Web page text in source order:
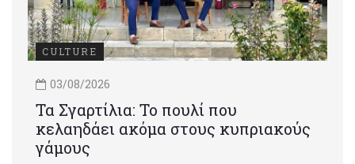
CULTURE
03/08/2026
Τα Σγαρτίλια: Το πουλί που
κελαηδάει ακόμα στους κυπριακούς
γάμους